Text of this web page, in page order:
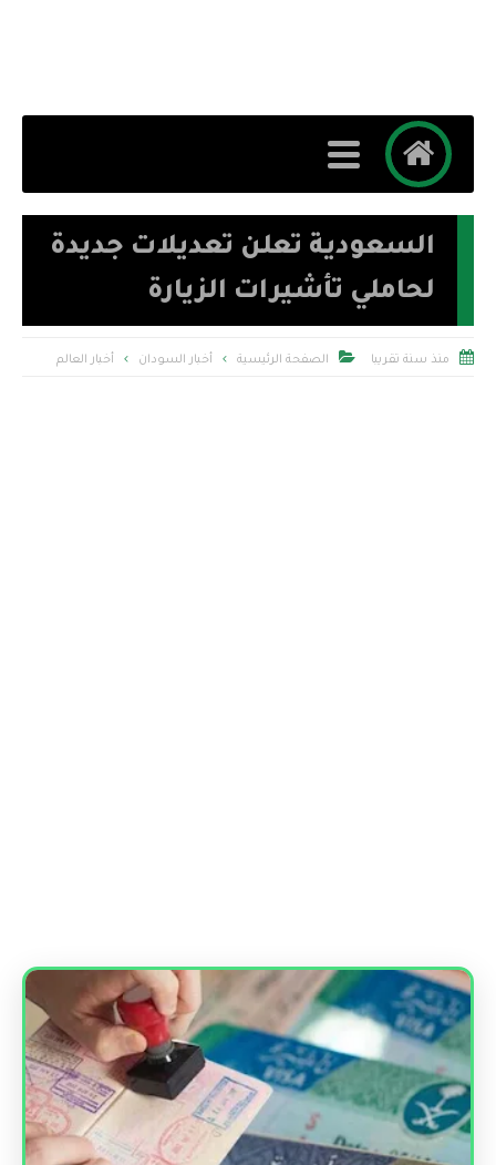
السعودية تعلن تعديلات جديدة
لحاملي تأشيرات الزيارة
 منذ سنة تقريبا  الصفحة الرئيسية أخبار السودان أخبار العالم